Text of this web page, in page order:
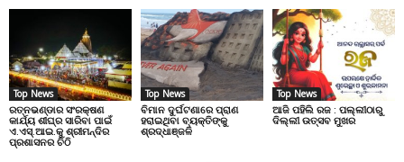
Top News
ରତ୍ନଭଣ୍ଡାର ସଂରକ୍ଷଣ
କାର୍ଯ୍ୟ ଶୀଘ୍ର ସାରିବା ପାଇଁ
ଏ.ଏସ୍.ଆଇ.କୁ ଶ୍ରୀମନ୍ଦିର
ପ୍ରଶାସନର ଚିଠି
Top News
ବିମାନ ଦୁର୍ଘଟଣାରେ ପ୍ରାଣ
ହରାଇଥିବା ବ୍ୟକ୍ତିଙ୍କୁ
ଶ୍ରଦ୍ଧାଞ୍ଜଳି
Top News
ଆଜି ପହିଲି ରଜ : ପଲ୍ଲୀଠାରୁ
ଦିଲ୍ଲୀ ଉତ୍ସବ ମୁଖର